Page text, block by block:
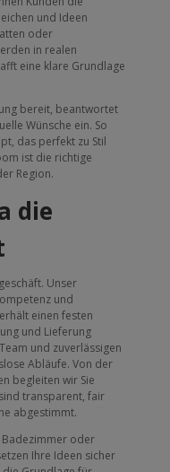
und Ideen
oder
in realen
eine klare Grundlage
bereit, beantwortet
Wünsche ein. So
das perfekt zu Stil
ist die richtige
Region.
die
Unser
und
einen festen
und Lieferung
und zuverlässigen
Abläufe. Von der
begleiten wir Sie
transparent, fair
abgestimmt.
oder
Ihre Ideen sicher